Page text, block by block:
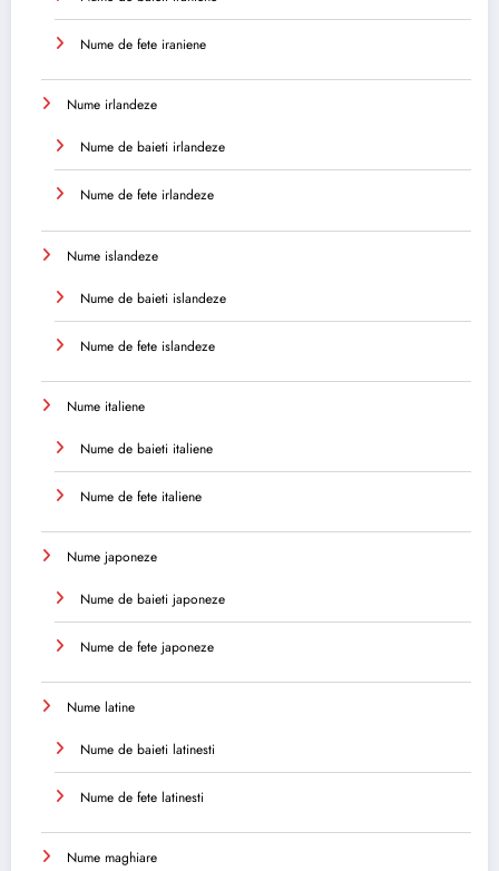
Nume de fete iraniene
Nume irlandeze
Nume de baieti irlandeze
Nume de fete irlandeze
Nume islandeze
Nume de baieti islandeze
Nume de fete islandeze
Nume italiene
Nume de baieti italiene
Nume de fete italiene
Nume japoneze
Nume de baieti japoneze
Nume de fete japoneze
Nume latine
Nume de baieti latinesti
Nume de fete latinesti
Nume maghiare